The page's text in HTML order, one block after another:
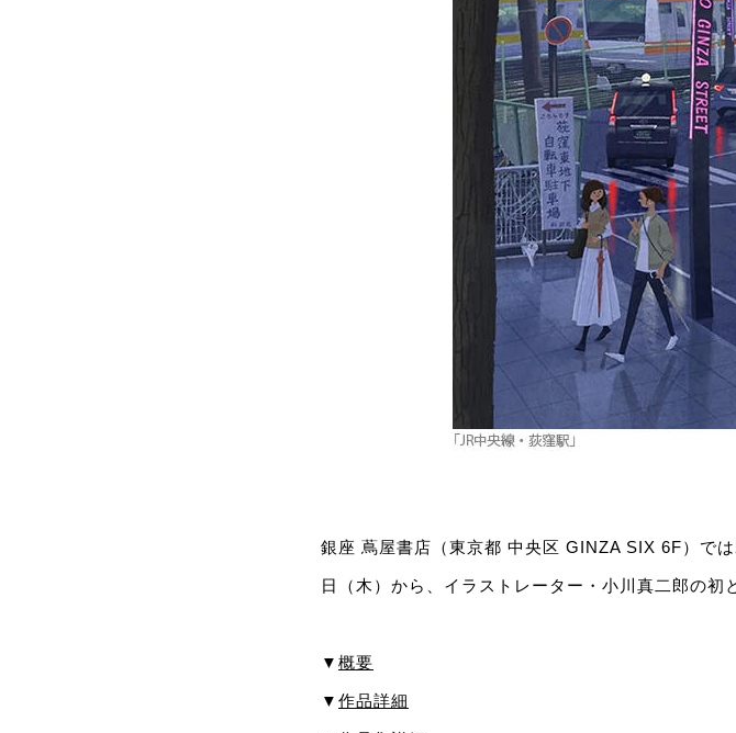
銀座 蔦屋書店（東京都 中央区 GINZA SIX 6F）で
日（木）から、イラストレーター・小川真二郎の初
▼ 概要
▼ 作品詳細